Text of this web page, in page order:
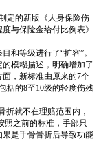
定的新版《人身保险伤
与保险金给付比例表》
等级进行了“扩容”。
模糊描述，明确增加了
，新标准由原来的7个
括的8至10级的轻度伤残
就不在理赔范围内，
照之前的标准，手部只
是手骨骨折后导致功能